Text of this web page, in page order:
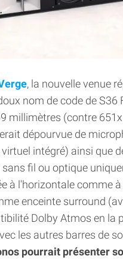
, la nouvelle venue
nom de code de S36
millimètres (contre
dépourvue de
intégré) ainsi que
fil ou optique
à l'horizontale comme
enceinte surround
Dolby Atmos en la
les autres barres de
pourrait présenter